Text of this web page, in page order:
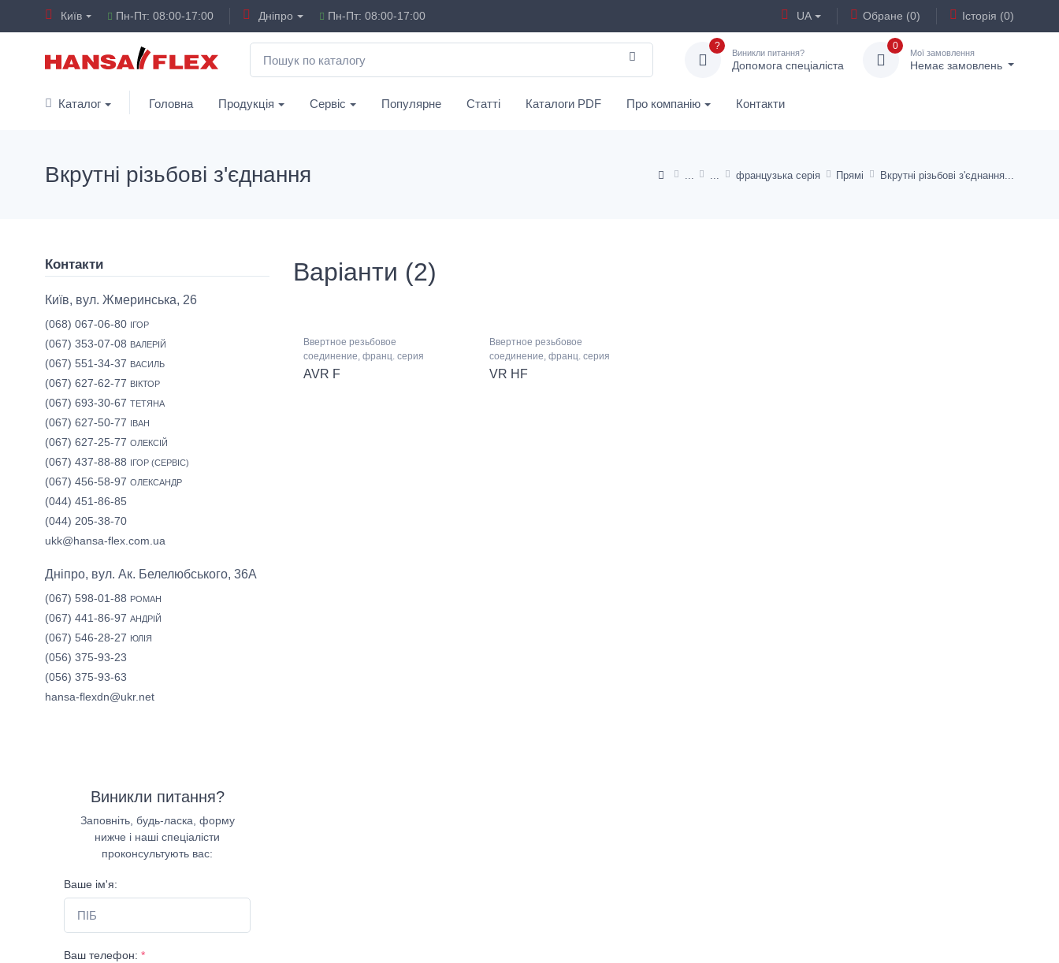
Київ Пн-Пт: 08:00-17:00 Дніпро Пн-Пт: 08:00-17:00 UA Обране (0) Історія (0)
?
Виникли питання?
Допомога спеціаліста
0
Мої замовлення
Немає замовлень
Каталог Головна Продукція Сервіс Популярне Статті Каталоги PDF Про компанію Контакти
французька серія Прямі Вкрутні різьбові з'єднання
Вкрутні різьбові з'єднання
Варіанти (2)
Ввертное резьбовое
соединение, франц. серия
AVR F
Ввертное резьбовое
соединение, франц. серия
VR HF
Контакти
Київ, вул. Жмеринська, 26
(068) 067-06-80 ІГОР
(067) 353-07-08 ВАЛЕРІЙ
(067) 551-34-37 ВАСИЛЬ
(067) 627-62-77 ВІКТОР
(067) 693-30-67 ТЕТЯНА
(067) 627-50-77 ІВАН
(067) 627-25-77 ОЛЕКСІЙ
(067) 437-88-88 ІГОР (СЕРВІС)
(067) 456-58-97 ОЛЕКСАНДР
(044) 451-86-85
(044) 205-38-70
ukk@hansa-flex.com.ua
Дніпро, вул. Ак. Белелюбського, 36А
(067) 598-01-88 РОМАН
(067) 441-86-97 АНДРІЙ
(067) 546-28-27 ЮЛІЯ
(056) 375-93-23
(056) 375-93-63
hansa-flexdn@ukr.net
Виникли питання?
Заповніть, будь-ласка, форму
нижче і наші спеціалісти
проконсультують вас:
Ваше ім'я:
Ваш телефон: *